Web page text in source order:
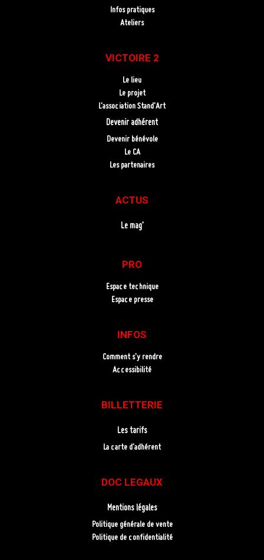
Infos pratiques
Ateliers
VICTOIRE 2
Le lieu
Le projet
L’association Stand’Art
Devenir adhérent
Devenir bénévole
Le CA
Les partenaires
ACTUS
Le mag’
PRO
Espace technique
Espace presse
INFOS
Comment s’y rendre
Accessibilité
BILLETTERIE
Les tarifs
La carte d’adhérent
DOC LEGAUX
Mentions légales
Politique générale de vente
Politique de confidentialité